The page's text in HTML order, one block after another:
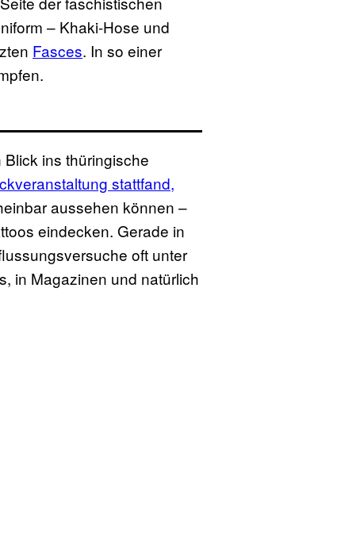
– Khaki-Hose und
Fasces. In so einer
ins thüringische
stattfand,
aussehen können –
eindecken. Gerade in
oft unter
in Magazinen und natürlich